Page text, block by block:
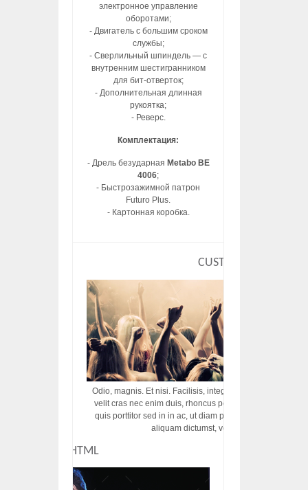
электронное управление
оборотами;
- Двигатель с большим сроком
службы;
- Сверлильный шпиндель — с
внутренним шестигранником
для бит-отверток;
- Дополнительная длинная
рукоятка;
- Реверс.
Комплектация:
- Дрель безударная Metabo BE
4006;
- Быстрозажимной патрон
Futuro Plus.
- Картонная коробка.
CUSTOM HTML
Odio, magnis. Et nisi. Facilisis, integer! Risus augue! Non
velit cras nec enim duis, rhoncus porttitor ac vut rhoncus
quis porttitor sed in in ac, ut diam porttitor odio nunc
aliquam dictumst, vel amet tincidunt
CUSTOM HTML